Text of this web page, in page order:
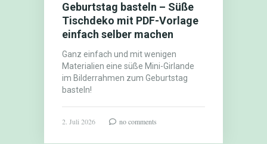
Geburtstag basteln – Süße
Tischdeko mit PDF-Vorlage
einfach selber machen
Ganz einfach und mit wenigen
Materialien eine süße Mini-Girlande
im Bilderrahmen zum Geburtstag
basteln!
2. Juli 2026 no comments